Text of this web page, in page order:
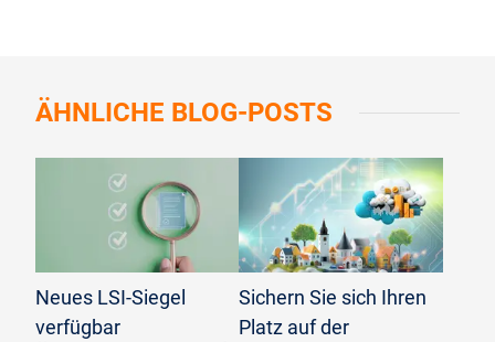
ÄHNLICHE BLOG-POSTS
Neues LSI-Siegel
verfügbar
Sichern Sie sich Ihren
Platz auf der